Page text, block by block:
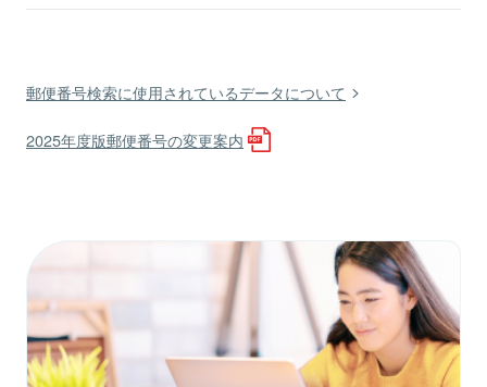
郵便番号検索に使用されているデータについて
2025年度版郵便番号の変更案内